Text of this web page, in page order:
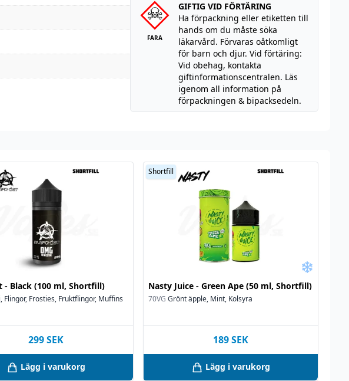
FARA
GIFTIG VID FÖRTÄRING
Ha förpackning eller etiketten till
hands om du måste söka
läkarvård. Förvaras oåtkomligt
för barn och djur. Vid förtäring:
Vid obehag, kontakta
giftinformationscentralen. Läs
igenom all information på
förpackningen & bipacksedeln.
- Black (100 ml, Shortfill)
Flingor, Frosties, Fruktflingor, Muffins
299SEK
Lägg i varukorg
Nasty Juice - Green Ape (50 ml, Shortfill)
70VG Grönt äpple, Mint, Kolsyra
Shortfill
189SEK
Lägg i varukorg